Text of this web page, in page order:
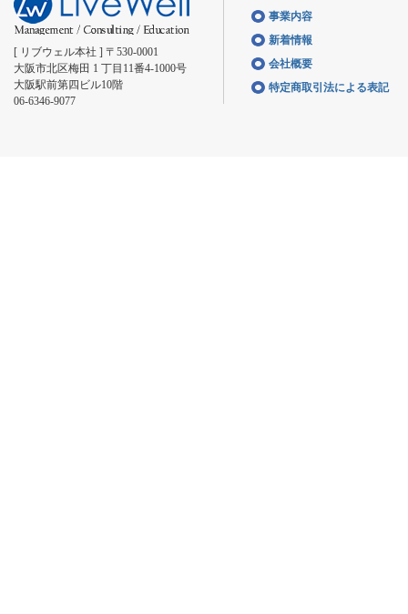
[ リブウェル本社 ] 〒530-0001
大阪市北区梅田 1 丁目11番4-1000号
大阪駅前第四ビル10階
06-6346-9077
事業内容
新着情報
会社概要
特定商取引法による表記